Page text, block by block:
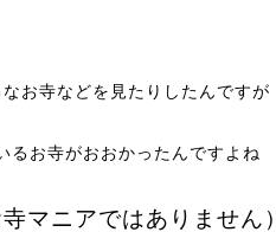
お寺などを見たりしたんですが
るお寺がおおかったんですよね
マニアではありません）